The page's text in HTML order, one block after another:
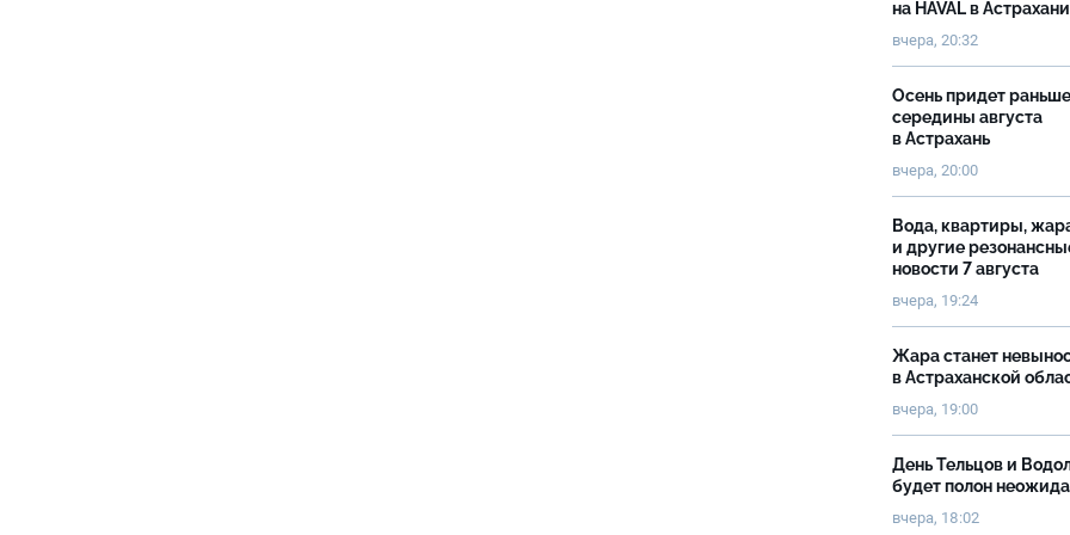
на HAVAL в Астрахани
вчера, 20:32
Осень придет раньше
середины августа
в Астрахань
вчера, 20:00
Вода, квартиры,
и другие
новости 7 августа
вчера, 19:24
Жара станет
в Астраханской
вчера, 19:00
День Тельцов и
будет полон
вчера, 18:02